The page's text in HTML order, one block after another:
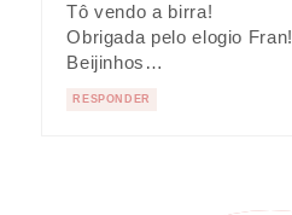
Tô vendo a birra!
Obrigada pelo elogio Fran!
Beijinhos…
RESPONDER